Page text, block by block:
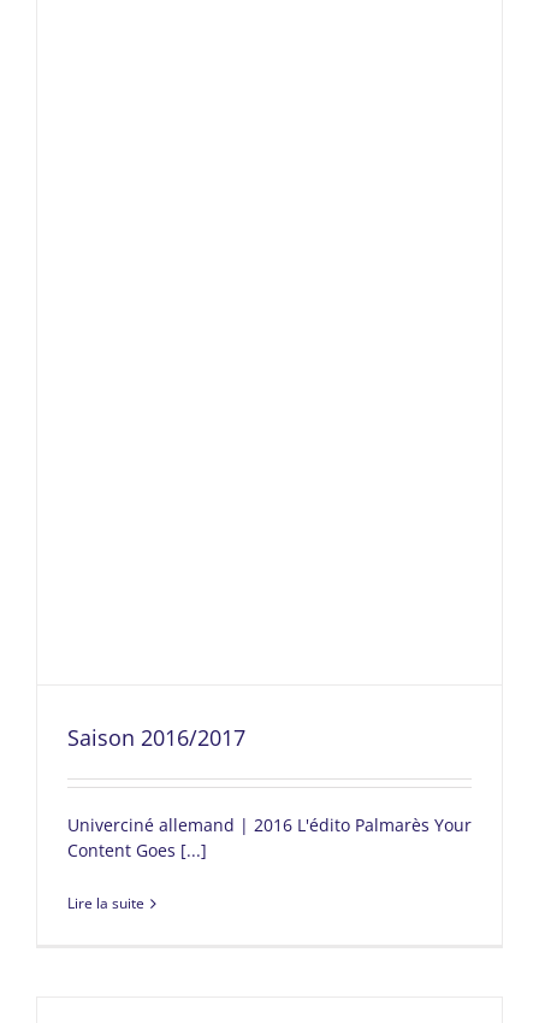
Saison 2016/2017
Univerciné allemand | 2016 L'édito Palmarès Your
Content Goes [...]
Lire la suite